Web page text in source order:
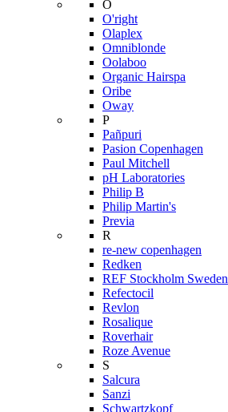
O
O'right
Olaplex
Omniblonde
Oolaboo
Organic Hairspa
Oribe
Oway
P
Pañpuri
Pasion Copenhagen
Paul Mitchell
pH Laboratories
Philip B
Philip Martin's
Previa
R
re-new copenhagen
Redken
REF Stockholm Sweden
Refectocil
Revlon
Rosalique
Roverhair
Roze Avenue
S
Salcura
Sanzi
Schwartzkopf